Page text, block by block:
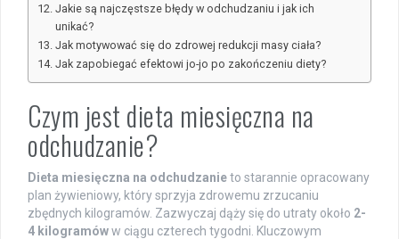
Jakie są najczęstsze błędy w odchudzaniu i jak ich
unikać?
Jak motywować się do zdrowej redukcji masy ciała?
Jak zapobiegać efektowi jo-jo po zakończeniu diety?
Czym jest dieta miesięczna na
odchudzanie?
Dieta miesięczna na odchudzanieto starannie opracowany
plan żywieniowy, który sprzyja zdrowemu zrzucaniu
zbędnych kilogramów. Zazwyczaj dąży się do utraty około 2-
4 kilogramóww ciągu czterech tygodni. Kluczowym